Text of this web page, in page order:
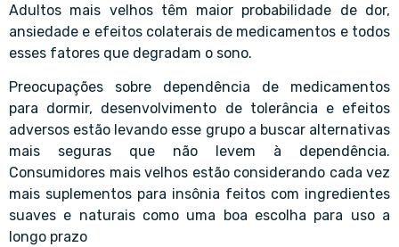
Adultos mais velhos têm maior probabilidade de dor,
ansiedade e efeitos colaterais de medicamentos e todos
esses fatores que degradam o sono.
Preocupações sobre dependência de medicamentos
para dormir, desenvolvimento de tolerância e efeitos
adversos estão levando esse grupo a buscar alternativas
mais seguras que não levem à dependência.
Consumidores mais velhos estão considerando cada vez
mais suplementos para insônia feitos com ingredientes
suaves e naturais como uma boa escolha para uso a
longo prazo